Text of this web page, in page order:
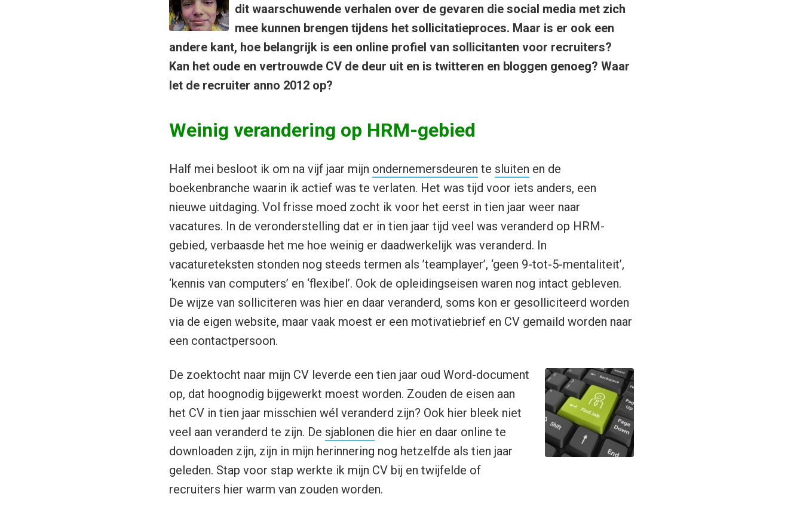
dit waarschuwende verhalen over de gevaren die social media met zich
mee kunnen brengen tijdens het sollicitatieproces. Maar is er ook een
andere kant, hoe belangrijk is een online profiel van sollicitanten voor recruiters?
Kan het oude en vertrouwde CV de deur uit en is twitteren en bloggen genoeg? Waar
let de recruiter anno 2012 op?
Weinig verandering op HRM-gebied
Half mei besloot ik om na vijf jaar mijn ondernemersdeuren te sluiten en de
boekenbranche waarin ik actief was te verlaten. Het was tijd voor iets anders, een
nieuwe uitdaging. Vol frisse moed zocht ik voor het eerst in tien jaar weer naar
vacatures. In de veronderstelling dat er in tien jaar tijd veel was veranderd op HRM-
gebied, verbaasde het me hoe weinig er daadwerkelijk was veranderd. In
vacatureteksten stonden nog steeds termen als ’teamplayer’, ‘geen 9-tot-5-mentaliteit’,
‘kennis van computers’ en ‘flexibel’. Ook de opleidingseisen waren nog intact gebleven.
De wijze van solliciteren was hier en daar veranderd, soms kon er gesolliciteerd worden
via de eigen website, maar vaak moest er een motivatiebrief en CV gemaild worden naar
een contactpersoon.
De zoektocht naar mijn CV leverde een tien jaar oud Word-document
op, dat hoognodig bijgewerkt moest worden. Zouden de eisen aan
het CV in tien jaar misschien wél veranderd zijn? Ook hier bleek niet
veel aan veranderd te zijn. De sjablonen die hier en daar online te
downloaden zijn, zijn in mijn herinnering nog hetzelfde als tien jaar
geleden. Stap voor stap werkte ik mijn CV bij en twijfelde of
recruiters hier warm van zouden worden.